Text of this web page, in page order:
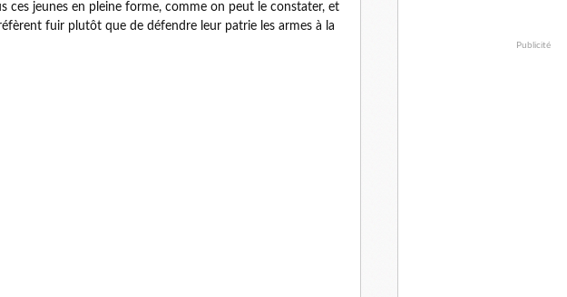
ces jeunes en pleine forme, comme on peut le constater, et
fuir plutôt que de défendre leur patrie les armes à la
Publicité